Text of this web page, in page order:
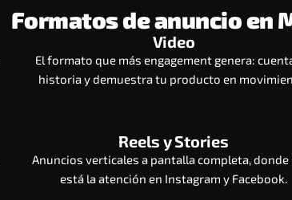
Formatos de anuncio en
Video
El formato que más engagement genera:
historia y demuestra tu producto en
Reels y Stories
Anuncios verticales a pantalla completa, donde
está la atención en Instagram y Facebook.